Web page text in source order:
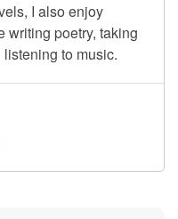
I also enjoy
writing poetry, taking
to music.